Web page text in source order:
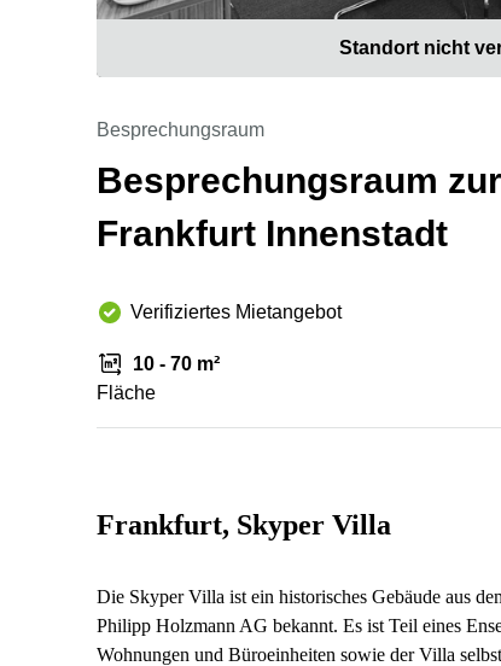
Standort nicht
Besprechungsraum
Besprechungsraum
Frankfurt Innenstadt
Verifiziertes Mietangebot
10 - 70 m²
Fläche
Frankfurt, Skyper Villa
Die Skyper Villa ist ein historisches Gebäude aus
Philipp Holzmann AG bekannt. Es ist Teil eines
Wohnungen und Büroeinheiten sowie der Villa